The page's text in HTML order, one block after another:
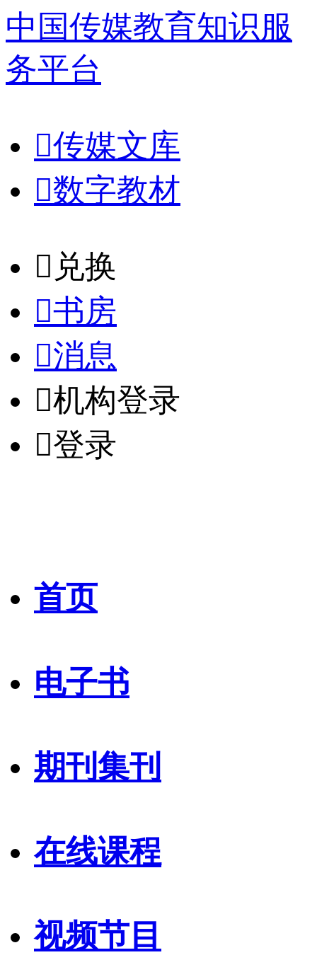
中国传媒教育知识服
务平台
传媒文库
数字教材
𐈈 兑换
书房
消息
机构登录
登录
首页
电子书
期刊集刊
在线课程
视频节目